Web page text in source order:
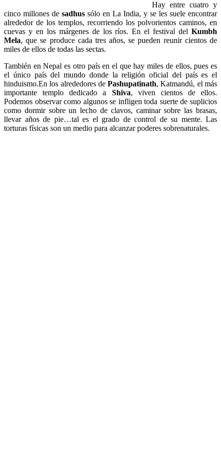
Hay entre cuatro y
cinco millones de sadhus sólo en La India, y se les suele encontrar
alrededor de los templos, recorriendo los polvorientos caminos, en
cuevas y en los márgenes de los ríos. En el festival del Kumbh
Mela, que se produce cada tres años, se pueden reunir cientos de
miles de ellos de todas las sectas.
También en Nepal es otro país en el que hay miles de ellos, pues es
el único país del mundo donde la religión oficial del país es el
hinduismo.En los alrededores dePashupatinath, Katmandú, el más
importante templo dedicado a Shiva, viven cientos de ellos.
Podemos observar como algunos se infligen toda suerte de suplicios
como dormir sobre un lecho de clavos, caminar sobre las brasas,
llevar años de pie…tal es el grado de control de su mente. Las
torturas físicas son un medio para alcanzar poderes sobrenaturales.